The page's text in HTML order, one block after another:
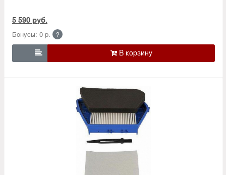
5 590 руб.
Бонусы: 0 р. ?
